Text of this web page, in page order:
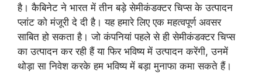
है। कैबिनेट ने भारत में तीन बड़े सेमीकंडक्टर चिप्स के उत्पादन
प्लांट को मंजूरी दे दी है। यह हमारे लिए एक महत्वपूर्ण अवसर
साबित हो सकता है। जो कंपनियां पहले से ही सेमीकंडक्टर चिप्स
का उत्पादन कर रही हैं या फिर भविष्य में उत्पादन करेंगी, उनमें
थोड़ा सा निवेश करके हम भविष्य में बड़ा मुनाफा कमा सकते हैं।